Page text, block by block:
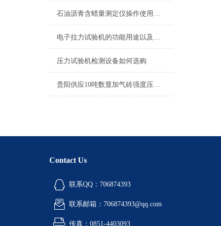
石油沥青含蜡量测定仪操作使用方法
电子拉力试验机的功能用途以及适用领域
压力试验机检测设备如何选购
贵阳供应10吨数显加气砖强度压力试验机
Contact Us
联系QQ：706874393
联系邮箱：706874393@qq.com
传真：0851-4403093